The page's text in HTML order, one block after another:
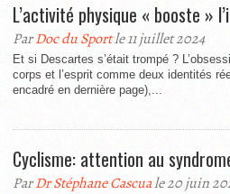
L’activité physique « booste »
ParDoc du Sportle 11 juillet 2024
Et si Descartes s’était trompé ?
corps et l’esprit comme deux identités
encadré en dernière page),...
Cyclisme: attention au
ParDr Stéphane Cascuale 20 juin